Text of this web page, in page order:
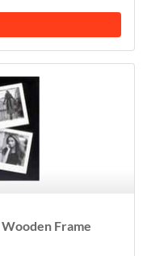
Frame